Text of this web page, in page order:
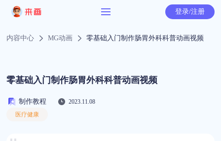
登录/注册
内容中心 MG动画 零基础入门制作肠胃外科科普动画视频
零基础入门制作肠胃外科科普动画视频
制作教程
2023.11.08
医疗健康